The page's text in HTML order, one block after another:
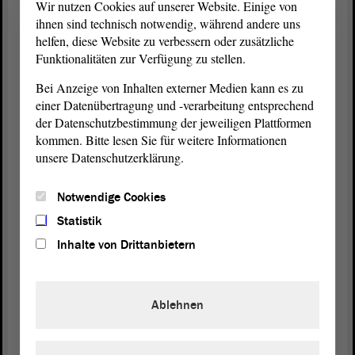
Zu der Aufnahme der Mittel für Investitionen in
Kreisstraßen. Sie erinnern sich, dass die
Kreisstraßen noch im Jahr 2023 außerhalb des FAG
mit 60 Millionen € berücksichtigt worden sind. Wir
nehmen das jetzt in das FAG mit auf, nicht mit 60
Millionen €, sondern mit 30 Millionen €. Das ist
sicherlich für den einen oder anderen zu wenig,
aber hierbei ist damit die Sicherheit, dass auch in
den Jahren 2025 und 2026 zumindest 30 Millionen
heißt, wir haben hiermit eine Verstetigung, die
gesetzlich abgesichert ist.
Stich lassen. Ganz im Gegenteil, das Land stärkt
Wir nutzen Cookies auf unserer Website. Einige von
ihnen sind technisch notwendig, während andere uns
helfen, diese Website zu verbessern oder zusätzliche
Funktionalitäten zur Verfügung zu stellen.
Bei Anzeige von Inhalten externer Medien kann es zu
einer Datenübertragung und -verarbeitung entsprechend
der Datenschutzbestimmung der jeweiligen Plattformen
kommen. Bitte lesen Sie für weitere Informationen
unsere Datenschutzerklärung.
Notwendige Cookies
Statistik
Inhalte von Drittanbietern
Ablehnen